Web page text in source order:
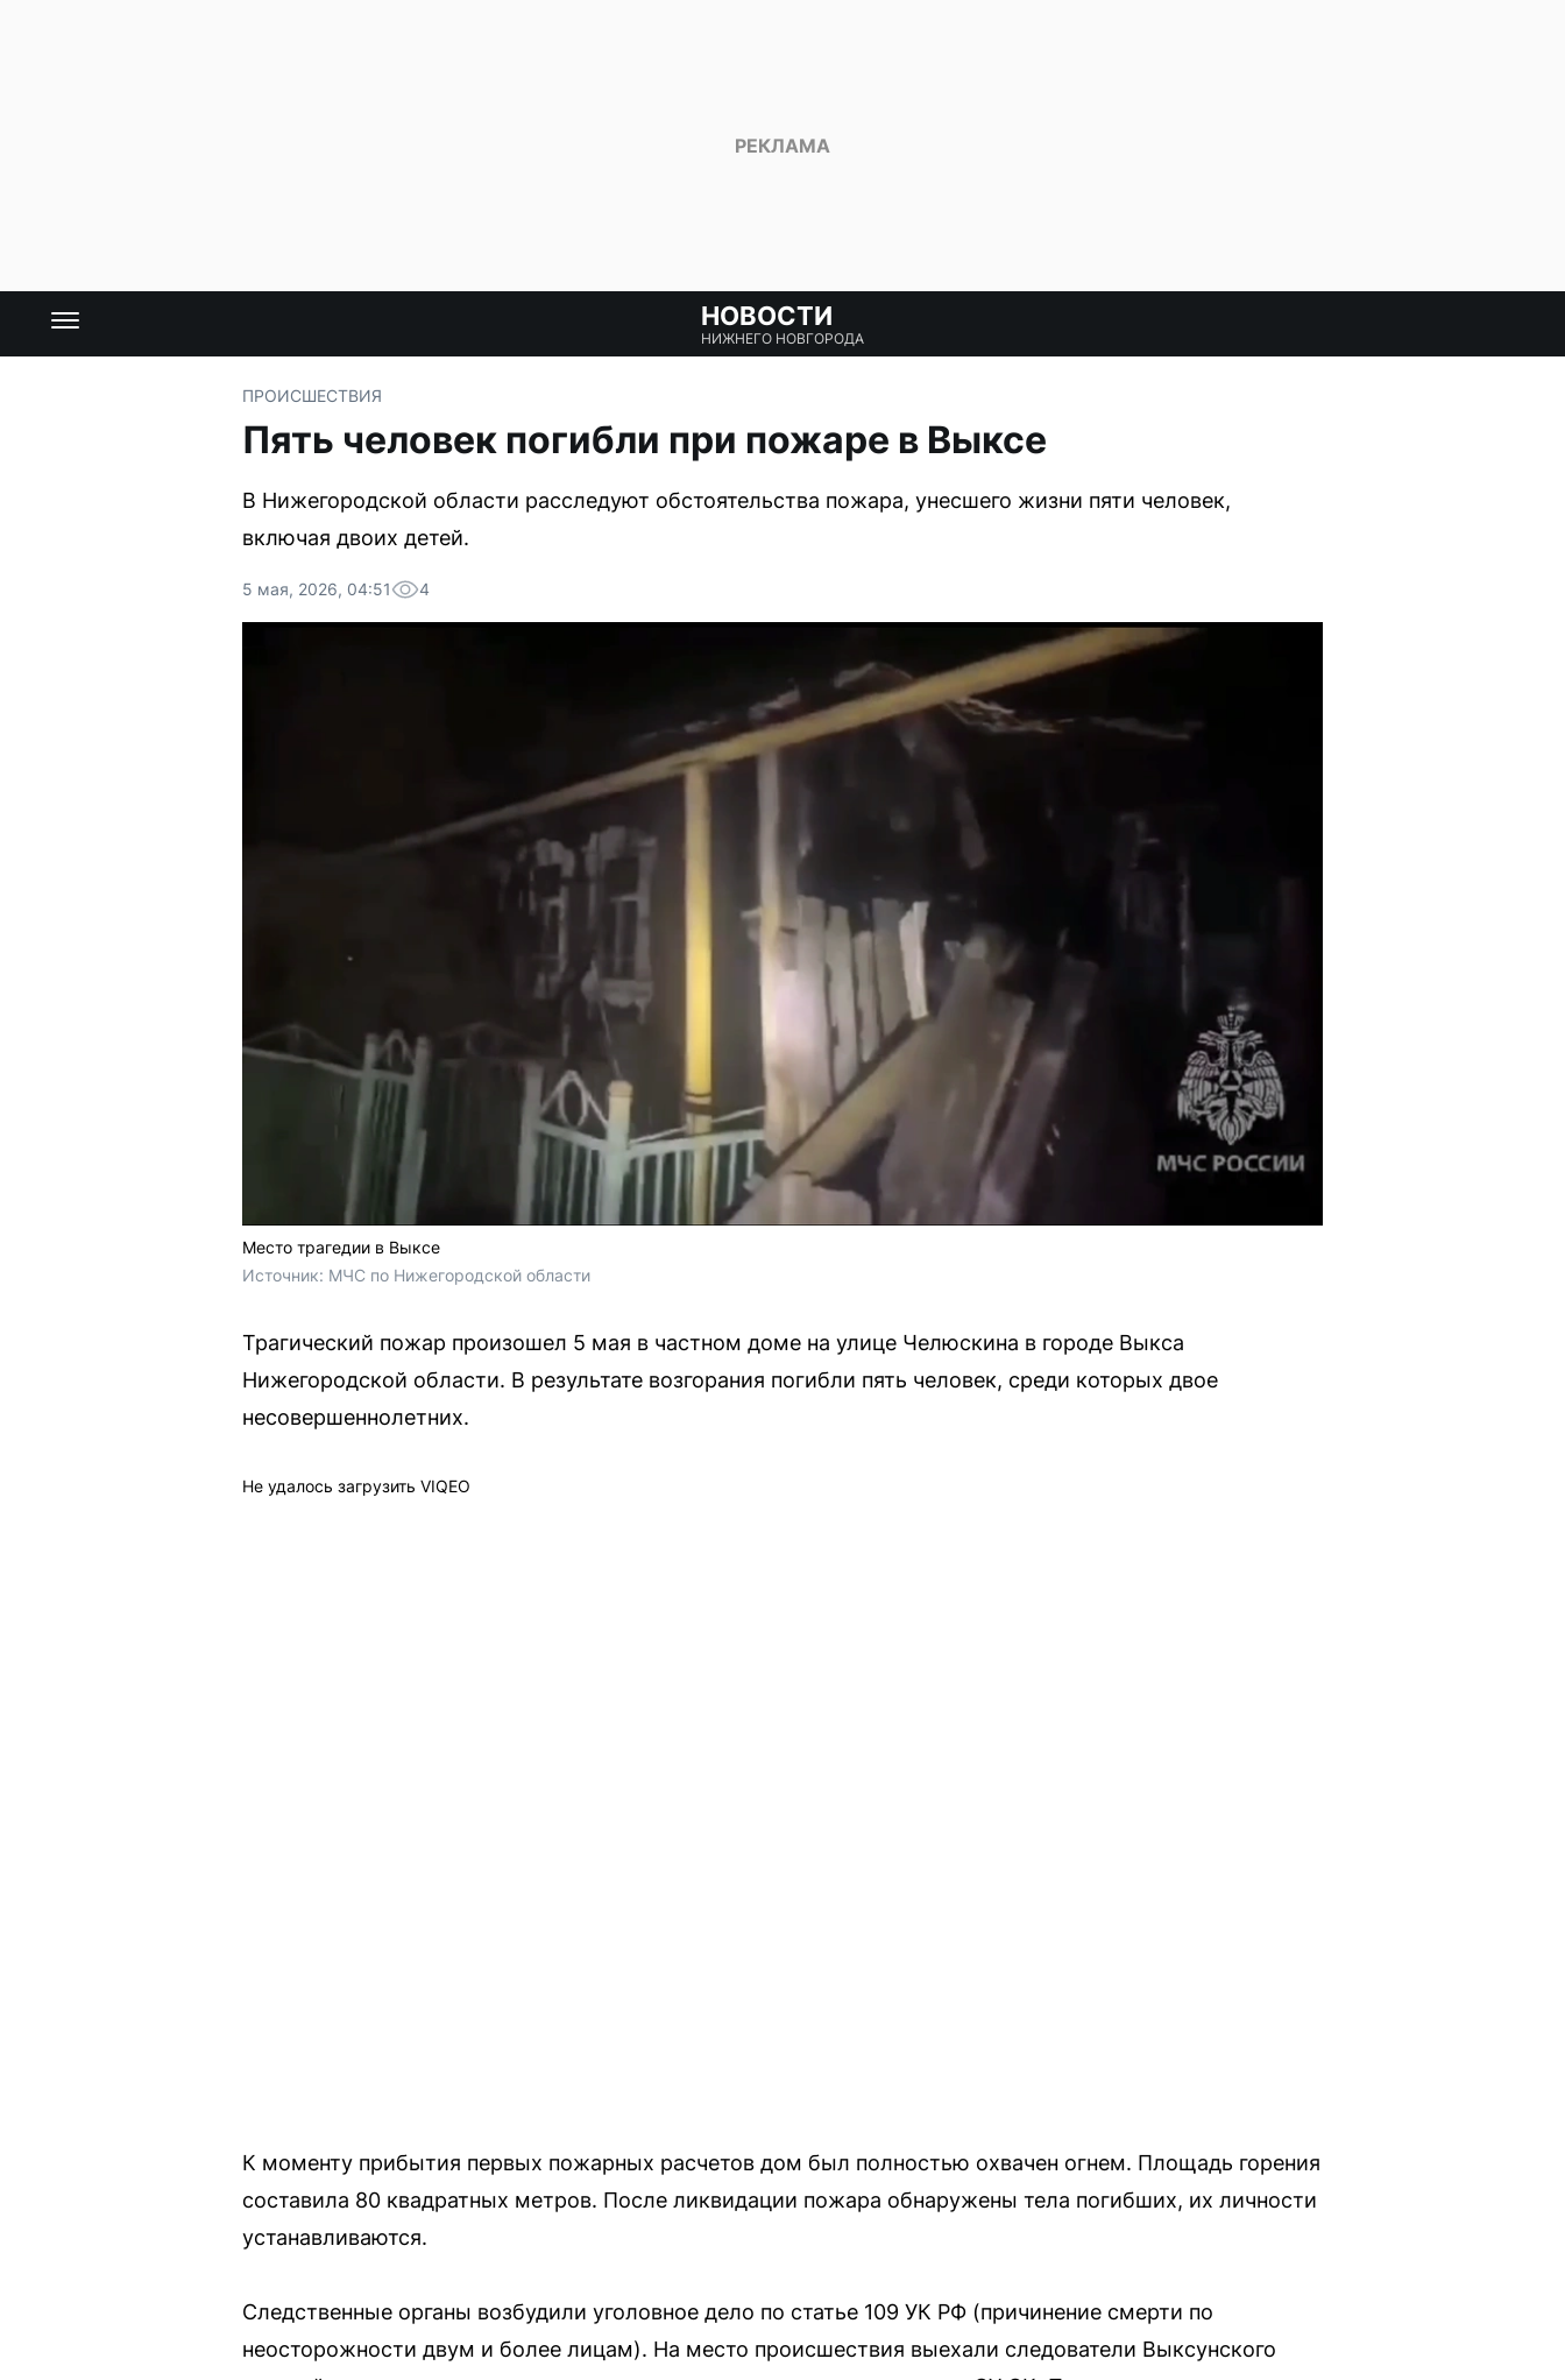
НОВОСТИ
НИЖНЕГО НОВГОРОДА
ПРОИСШЕСТВИЯ
Пять человек погибли при пожаре в Выксе
В Нижегородской области расследуют обстоятельства пожара, унесшего жизни пяти человек,
включая двоих детей.
5 мая, 2026, 04:51 4
Место трагедии в Выксе
Источник: МЧС по Нижегородской области
Трагический пожар произошел 5 мая в частном доме на улице Челюскина в городе Выкса
Нижегородской области. В результате возгорания погибли пять человек, среди которых двое
несовершеннолетних.
Не удалось загрузить VIQEO
К моменту прибытия первых пожарных расчетов дом был полностью охвачен огнем. Площадь горения
составила 80 квадратных метров. После ликвидации пожара обнаружены тела погибших, их личности
устанавливаются.
Следственные органы возбудили уголовное дело по статье 109 УК РФ (причинение смерти по
неосторожности двум и более лицам). На место происшествия выехали следователи Выксунского